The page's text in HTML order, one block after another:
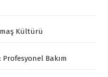
Kültürü
Bakım